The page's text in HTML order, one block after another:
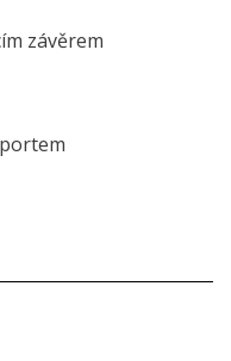
závěrem